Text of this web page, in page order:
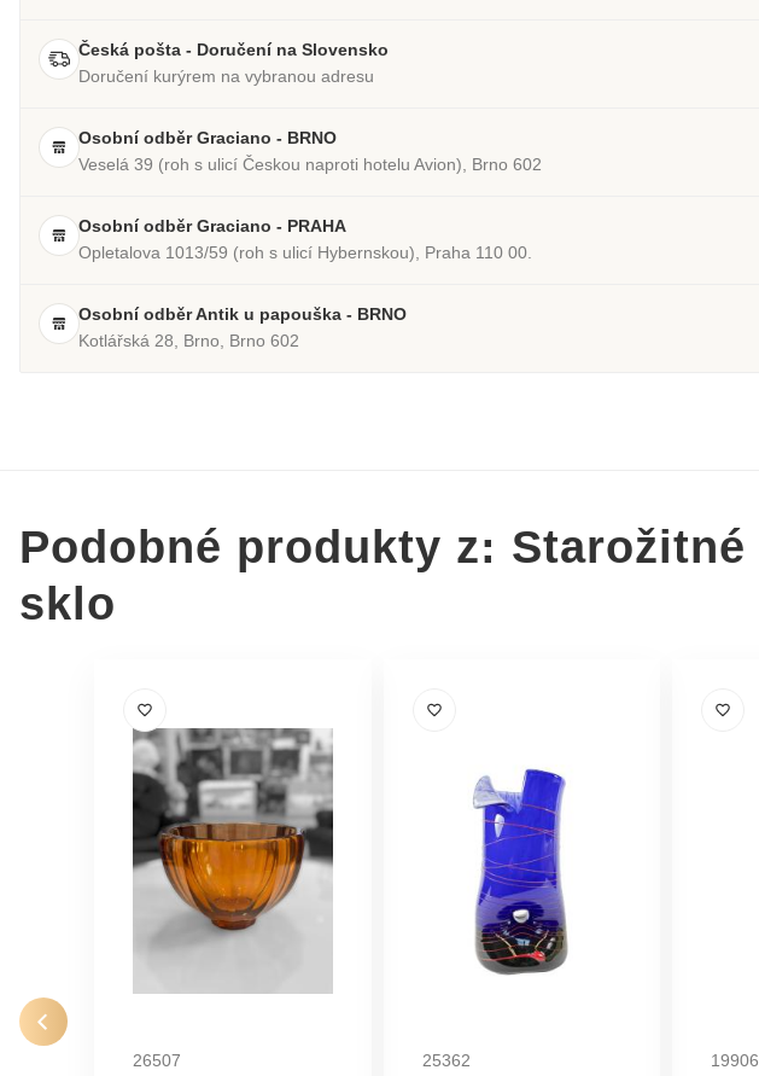
Česká pošta - Doručení na Slovensko
Doručení kurýrem na vybranou adresu
Osobní odběr Graciano - BRNO
Veselá 39 (roh s ulicí Českou naproti hotelu Avion), Brno 602
Osobní odběr Graciano - PRAHA
Opletalova 1013/59 (roh s ulicí Hybernskou), Praha 110 00.
Osobní odběr Antik u papouška - BRNO
Kotlářská 28, Brno, Brno 602
Podobné produkty z: Starožitné
sklo
26507 25362 19906